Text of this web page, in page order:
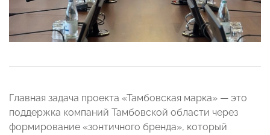
Главная задача проекта «Тамбовская марка» — это
поддержка компаний Тамбовской области через
формирование «зонтичного бренда», который